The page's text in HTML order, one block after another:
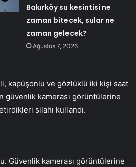
Bakırköy su kesintisi ne
zaman bitecek, sular ne
zaman gelecek?
Ağustos 7, 2026
kapüşonlu ve gözlüklü iki kişi saat
güvenlik kamerası görüntülerine
silahı kullandı.
Güvenlik kamerası görüntülerine